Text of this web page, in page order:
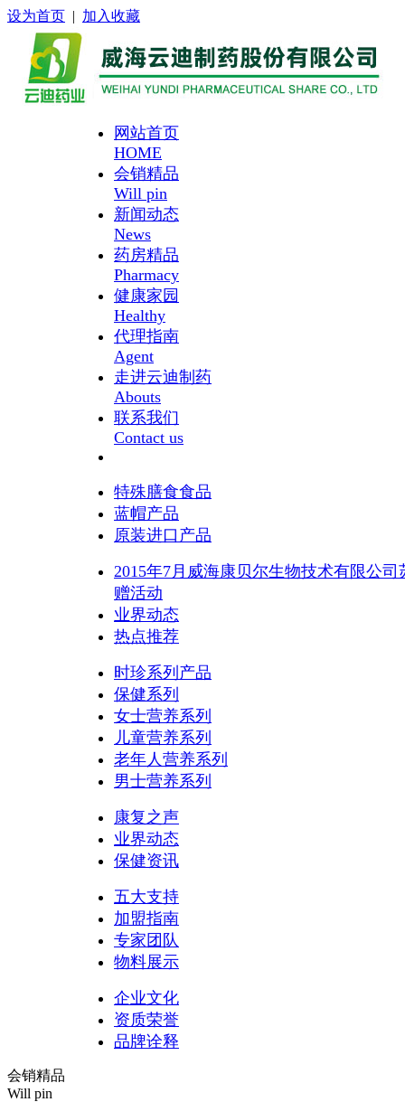
设为首页 | 加入收藏
网站首页
HOME
会销精品
Will pin
新闻动态
News
药房精品
Pharmacy
健康家园
Healthy
代理指南
Agent
走进云迪制药
Abouts
联系我们
Contact us
特殊膳食食品
蓝帽产品
原装进口产品
2015年7月威海康贝尔生物技术有限公司
赠活动
业界动态
热点推荐
时珍系列产品
保健系列
女士营养系列
儿童营养系列
老年人营养系列
男士营养系列
康复之声
业界动态
保健资讯
五大支持
加盟指南
专家团队
物料展示
企业文化
资质荣誉
品牌诠释
会销精品
Will pin